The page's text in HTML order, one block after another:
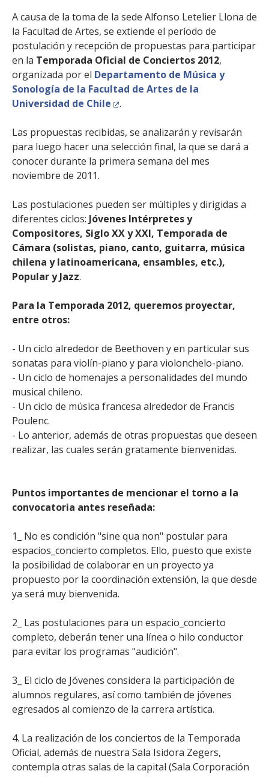
A causa de la toma de la sede Alfonso Letelier Llona de
la Facultad de Artes, se extiende el período de
postulación y recepción de propuestas para participar
en la Temporada Oficial de Conciertos 2012,
organizada por el Departamento de Música y
Sonología de la Facultad de Artes de la
Universidad de Chile
.
Las propuestas recibidas, se analizarán y revisarán
para luego hacer una selección final, la que se dará a
conocer durante la primera semana del mes
noviembre de 2011.
Las postulaciones pueden ser múltiples y dirigidas a
diferentes ciclos: Jóvenes Intérpretes y
Compositores, Siglo XX y XXI, Temporada de
Cámara (solistas, piano, canto, guitarra, música
chilena y latinoamericana, ensambles, etc.),
Popular y Jazz.
Para la Temporada 2012, queremos proyectar,
entre otros:
- Un ciclo alrededor de Beethoven y en particular sus
sonatas para violín-piano y para violonchelo-piano.
- Un ciclo de homenajes a personalidades del mundo
musical chileno.
- Un ciclo de música francesa alrededor de Francis
Poulenc.
- Lo anterior, además de otras propuestas que deseen
realizar, las cuales serán gratamente bienvenidas.
Puntos importantes de mencionar el torno a la
convocatoria antes reseñada:
1_ No es condición "sine qua non" postular para
espacios_concierto completos. Ello, puesto que existe
la posibilidad de colaborar en un proyecto ya
propuesto por la coordinación extensión, la que desde
ya será muy bienvenida.
2_ Las postulaciones para un espacio_concierto
completo, deberán tener una línea o hilo conductor
para evitar los programas "audición".
3_ El ciclo de Jóvenes considera la participación de
alumnos regulares, así como también de jóvenes
egresados al comienzo de la carrera artística.
4. La realización de los conciertos de la Temporada
Oficial, además de nuestra Sala Isidora Zegers,
contempla otras salas de la capital (Sala Corporación